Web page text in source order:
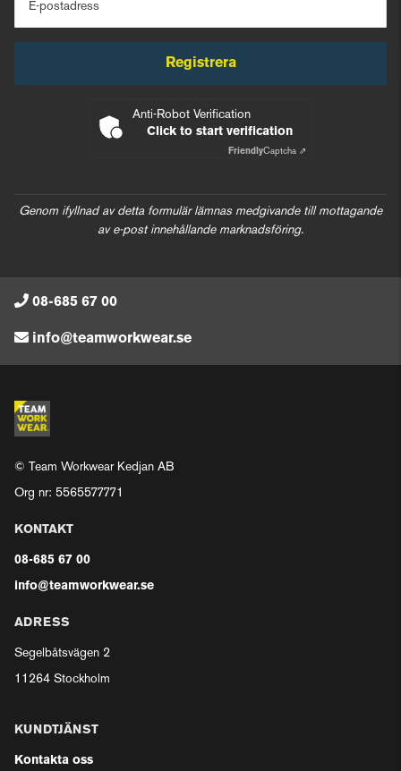
E-postadress
Registrera
Anti-Robot Verification
Click to start verification
FriendlyCaptcha ⇗
Genom ifyllnad av detta formulär lämnas medgivande till mottagande
av e-post innehållande marknadsföring.
08-685 67 00
info@teamworkwear.se
© Team Workwear Kedjan AB
Org nr: 5565577771
KONTAKT
08-685 67 00
info@teamworkwear.se
ADRESS
Segelbåtsvägen 2
11264 Stockholm
KUNDTJÄNST
Kontakta oss